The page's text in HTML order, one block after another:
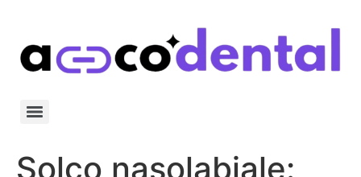
Solco nasolabiale: